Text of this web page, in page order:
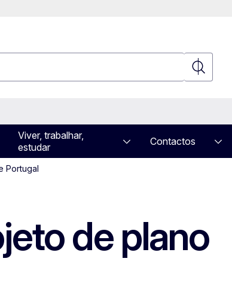
Viver, trabalhar,
estudar
Contactos
Portugal
de plano